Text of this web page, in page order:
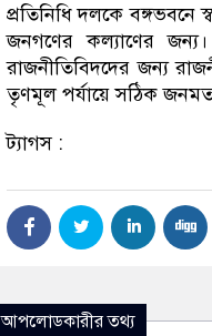
প্রতিনিধি দলকে বঙ্গভবনে
জনগণের কল্যাণের
রাজনীতিবিদদের জন্য
তৃণমূল পর্যায়ে সঠিক
ট্যাগস :
আপলোডকারীর তথ্য